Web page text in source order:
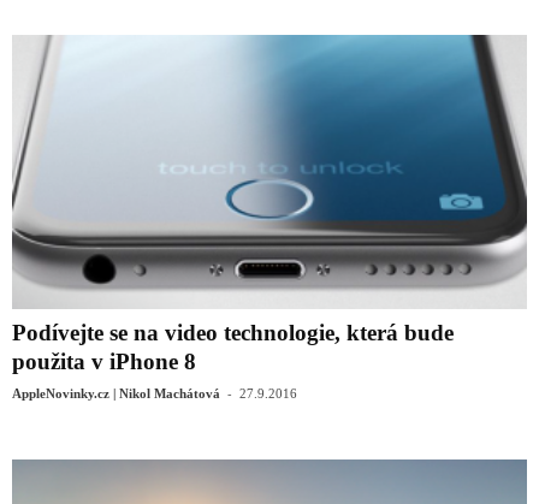
Podívejte se na video technologie, která bude
použita v iPhone 8
AppleNovinky.cz | Nikol Machátová - 27.9.2016